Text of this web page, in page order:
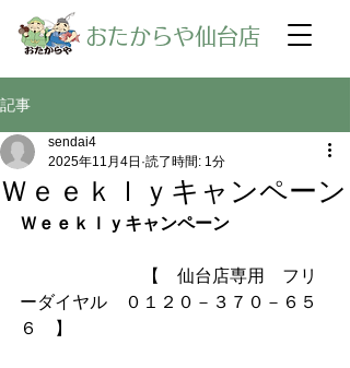
​おたからや仙台店
記事
Ｗｅｅｋｌｙキャンペーン
sendai4
2025年11月4日 読了時間: 1分
Ｗｅｅｋｌｙキャンペーン
【　仙台店専用　フリ
ーダイヤル　０１２０－３７０－６５
６　】